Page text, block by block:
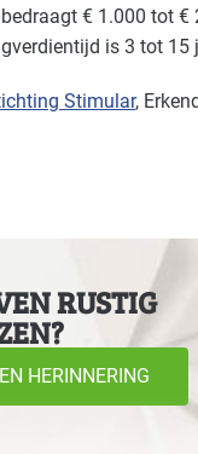
€ 1.000 tot €
is 3 tot 15
Stimular,
RUSTIG
HERINNERING